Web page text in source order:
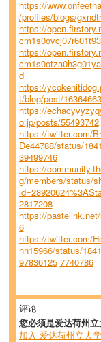
https://
/profiles/blogs/
https://
https://
d
https://
t/blog/post/
https://
o.jp/posts/55493742
https://twitter.com/
De44788/status/
39499746
https://
g/members/status/
2817208
https://
6
https://twitter.com/
nn15966/status/
97836125 7740786
评论
您必须是爱达荷州
加入 爱达荷州立大